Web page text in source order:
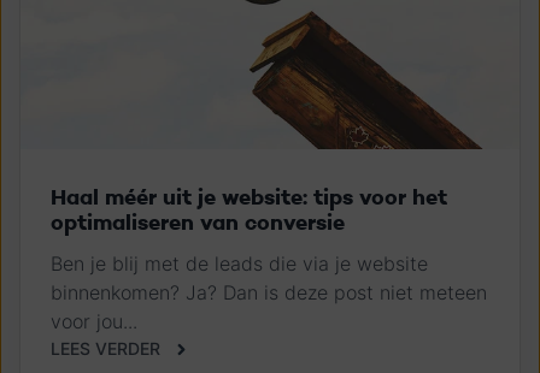
Haal méér uit je website: tips voor het
optimaliseren van conversie
Ben je blij met de leads die via je website
binnenkomen? Ja? Dan is deze post niet meteen
voor jou...
LEES VERDER